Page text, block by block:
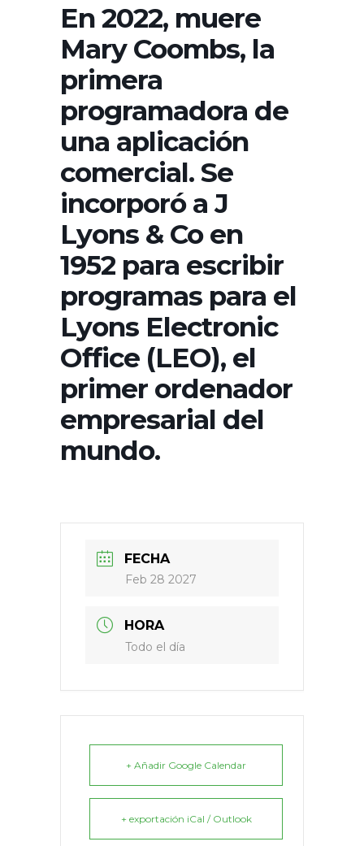
En 2022, muere
Mary Coombs, la
primera
programadora de
una aplicación
comercial. Se
incorporó a J
Lyons & Co en
1952 para escribir
programas para el
Lyons Electronic
Office (LEO), el
primer ordenador
empresarial del
mundo.
FECHA
Feb 28 2027
HORA
Todo el día
+ Añadir Google Calendar
+ exportación iCal / Outlook